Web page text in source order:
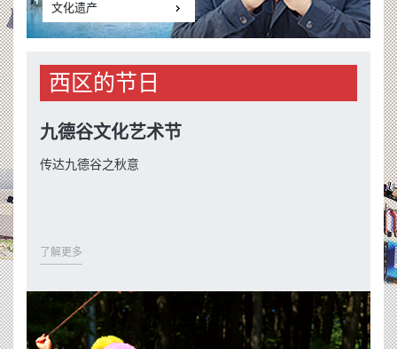
文化遗产
西区的节日
九德谷文化艺术节
传达九德谷之秋意
了解更多
了解更多
了解更多
了解更多
了解更多
了解更多
了解更多
了解更多